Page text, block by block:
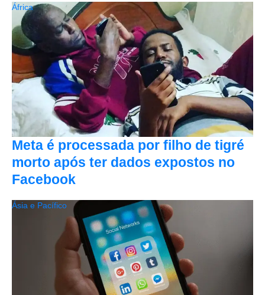
Meta é processada por filho de tigré
morto após ter dados expostos no
Facebook
África
Ásia e Pacífico